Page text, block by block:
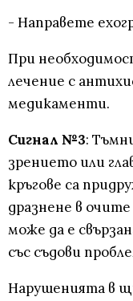
- Направете
При
лечение с
медикаменти.
Сигнал №3:
зрението или
кръгове са
дразнене в
може да е
със съдови
Нарушенията в